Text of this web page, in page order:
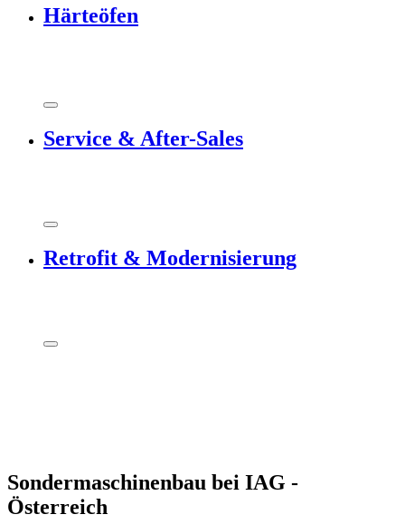
Härteöfen
Service & After-Sales
Retrofit & Modernisierung
Sondermaschinenbau bei IAG -
Österreich